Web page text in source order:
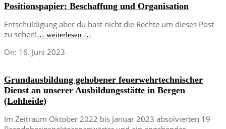
16
Positionspapier: Beschaffung und Organisation
Entschuldigung aber du hast nicht die Rechte um dieses Post
zu sehen!… weiterlesen …
2023-
On: 16. Juni 2023
Grundausbildung gehobener feuerwehrtechnischer
Dienst an unserer Ausbildungsstätte in Bergen
(Lohheide)
Im Zeitraum Oktober 2022 bis Januar 2023 absolvierten 19